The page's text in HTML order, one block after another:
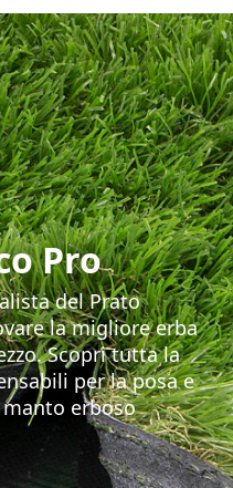
Pro
del Prato
la migliore erba
Scopri tutta la
per la posa e
erboso